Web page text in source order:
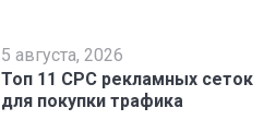
5 августа, 2026
Топ 11 CPC рекламных сеток
для покупки трафика